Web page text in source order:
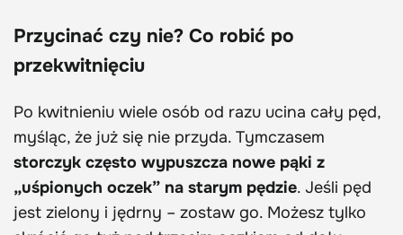
Przycinać czy nie? Co robić po
przekwitnięciu
Po kwitnieniu wiele osób od razu ucina cały pęd,
myśląc, że już się nie przyda. Tymczasem
storczyk często wypuszcza nowe pąki z
„uśpionych oczek” na starym pędzie. Jeśli pęd
jest zielony i jędrny – zostaw go. Możesz tylko